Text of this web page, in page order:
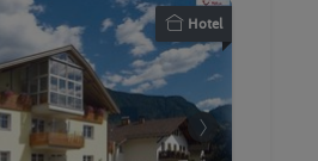
Hotel